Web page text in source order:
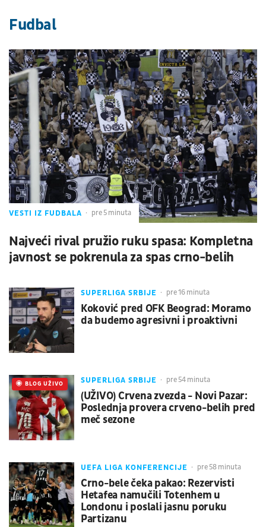
Fudbal
VESTI IZ FUDBALA pre 5 minuta
Najveći rival pružio ruku spasa: Kompletna
javnost se pokrenula za spas crno-belih
SUPERLIGA SRBIJE pre 16 minuta
Koković pred OFK Beograd: Moramo
da budemo agresivni i proaktivni
SUPERLIGA SRBIJE pre 54 minuta
(UŽIVO) Crvena zvezda - Novi Pazar:
Poslednja provera crveno-belih pred
meč sezone
UŽIVO
BLOG UŽIVO
UEFA LIGA KONFERENCIJE pre 58 minuta
Crno-bele čeka pakao: Rezervisti
Hetafea namučili Totenhem u
Londonu i poslali jasnu poruku
Partizanu